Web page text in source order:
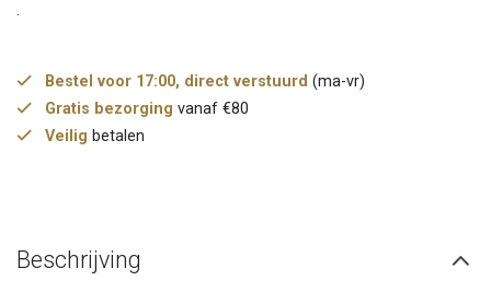
.
Bestel voor 17:00, direct verstuurd (ma-vr)
Gratis bezorging vanaf €80
Veilig betalen
Beschrijving